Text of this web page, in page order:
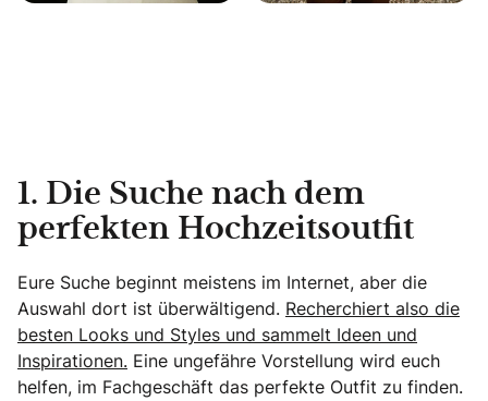
1. Die Suche nach dem
perfekten Hochzeitsoutfit
Eure Suche beginnt meistens im Internet, aber die
Auswahl dort ist überwältigend. Recherchiert also die
besten Looks und Styles und sammelt Ideen und
Inspirationen. Eine ungefähre Vorstellung wird euch
helfen, im Fachgeschäft das perfekte Outfit zu finden.